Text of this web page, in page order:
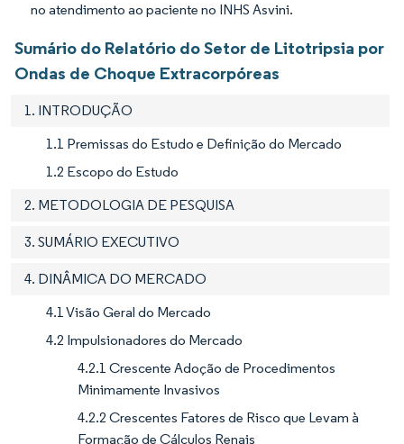
no atendimento ao paciente no INHS Asvini.
Sumário do Relatório do Setor de Litotripsia por
Ondas de Choque Extracorpóreas
1. INTRODUÇÃO
1.1 Premissas do Estudo e Definição do Mercado
1.2 Escopo do Estudo
2. METODOLOGIA DE PESQUISA
3. SUMÁRIO EXECUTIVO
4. DINÂMICA DO MERCADO
4.1 Visão Geral do Mercado
4.2 Impulsionadores do Mercado
4.2.1 Crescente Adoção de Procedimentos
Minimamente Invasivos
4.2.2 Crescentes Fatores de Risco que Levam à
Formação de Cálculos Renais